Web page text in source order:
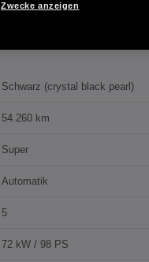
Schwarz (crystal black pearl)
54.260 km
Super
Automatik
5
72 kW / 98 PS
Zwecke anzeigen